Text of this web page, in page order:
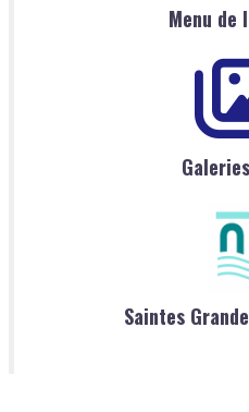
Menu de
Saintes